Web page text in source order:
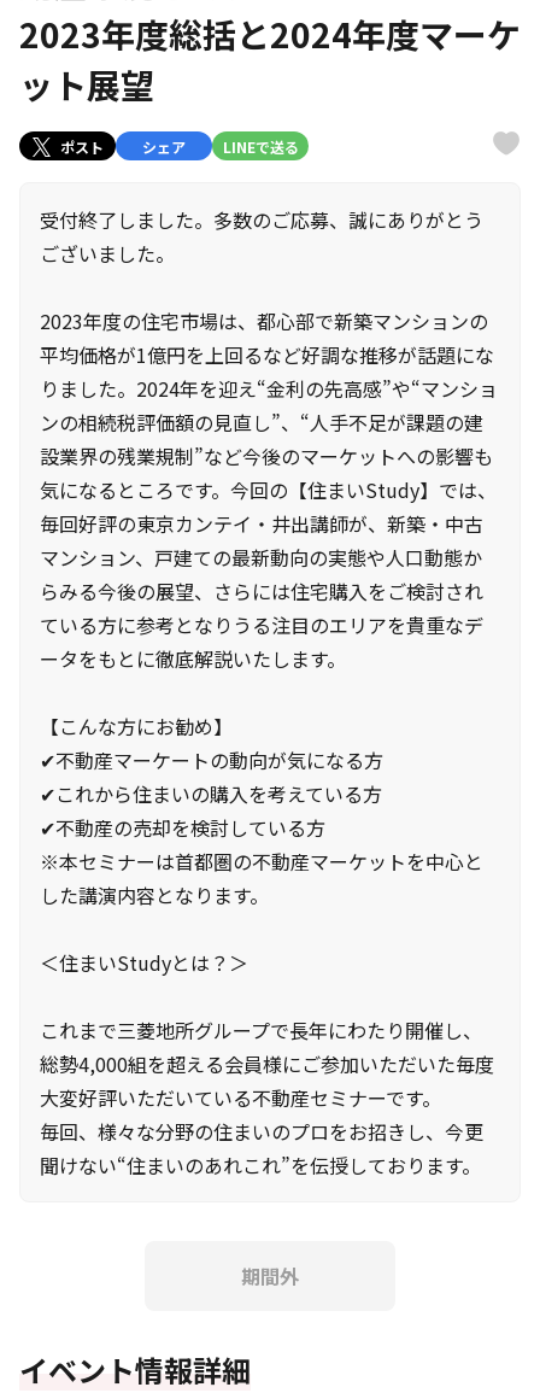
2023年度総括と2024年度マーケ
ット展望
ポスト シェア LINEで送る
受付終了しました。多数のご応募、誠にありがとう
ございました。
2023年度の住宅市場は、都心部で新築マンションの
平均価格が1億円を上回るなど好調な推移が話題にな
りました。2024年を迎え“金利の先高感”や“マンショ
ンの相続税評価額の見直し”、“人手不足が課題の建
設業界の残業規制”など今後のマーケットへの影響も
気になるところです。今回の【住まいStudy】では、
毎回好評の東京カンテイ・井出講師が、新築・中古
マンション、戸建ての最新動向の実態や人口動態か
らみる今後の展望、さらには住宅購入をご検討され
ている方に参考となりうる注目のエリアを貴重なデ
ータをもとに徹底解説いたします。
【こんな方にお勧め】
✔不動産マーケートの動向が気になる方
✔これから住まいの購入を考えている方
✔不動産の売却を検討している方
※本セミナーは首都圏の不動産マーケットを中心と
した講演内容となります。
＜住まいStudyとは？＞
これまで三菱地所グループで長年にわたり開催し、
総勢4,000組を超える会員様にご参加いただいた毎度
大変好評いただいている不動産セミナーです。
毎回、様々な分野の住まいのプロをお招きし、今更
聞けない“住まいのあれこれ”を伝授しております。
期間外
イベント情報詳細